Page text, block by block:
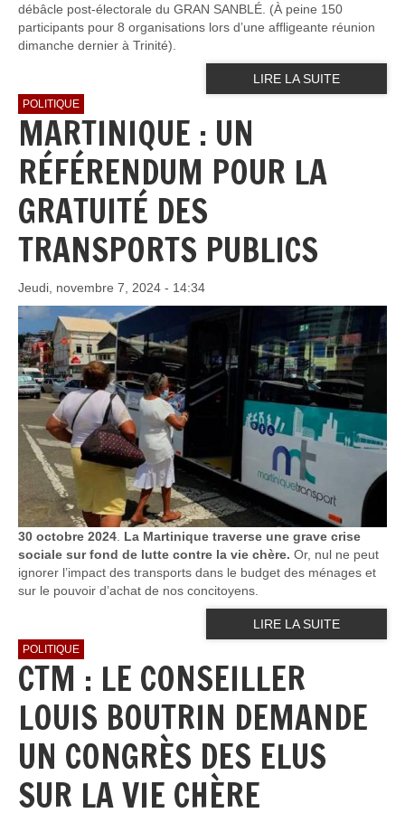
débâcle post-électorale du GRAN SANBLÉ. (À peine 150
participants pour 8 organisations lors d’une affligeante réunion
dimanche dernier à Trinité).
LIRE LA SUITE
POLITIQUE
MARTINIQUE : UN
RÉFÉRENDUM POUR LA
GRATUITÉ DES
TRANSPORTS PUBLICS
Jeudi, novembre 7, 2024 - 14:34
30 octobre 2024 La Martinique traverse une grave crise
sociale sur fond de lutte contre la vie chère. Or, nul ne peut
ignorer l’impact des transports dans le budget des ménages et
sur le pouvoir d’achat de nos concitoyens.
LIRE LA SUITE
POLITIQUE
CTM : LE CONSEILLER
LOUIS BOUTRIN DEMANDE
UN CONGRÈS DES ELUS
SUR LA VIE CHÈRE